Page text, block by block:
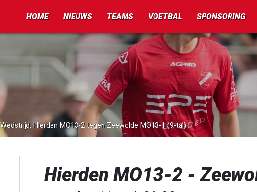
HOME NIEUWS TEAMS VOETBAL SPONSORING
Wedstrijd: Hierden MO13-2 tegen Zeewolde MO13-1 (9-tal)
Hierden MO13-2 -